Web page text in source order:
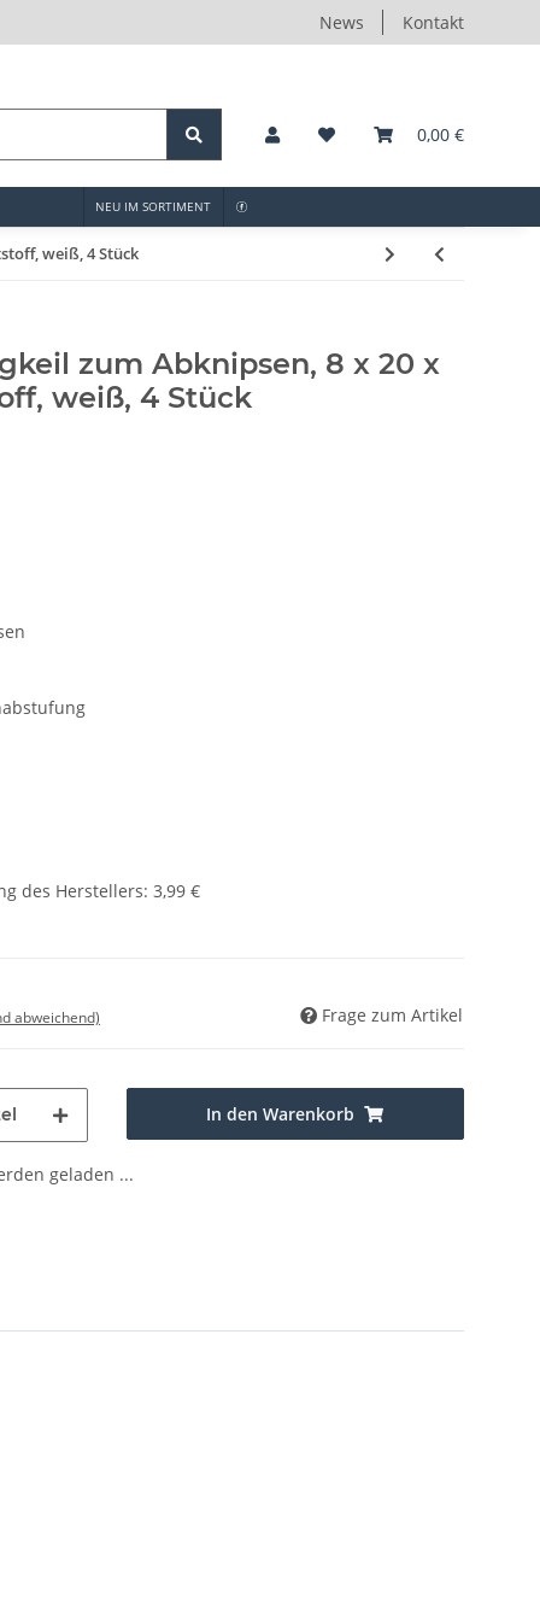
News Kontakt
0,00 €
NEU IM SORTIMENT
weiß, 4 Stück
zum Abknipsen, 8 x 20 x
weiß, 4 Stück
des Herstellers: 3,99 €
abweichend) Frage zum Artikel
In den Warenkorb
geladen ...